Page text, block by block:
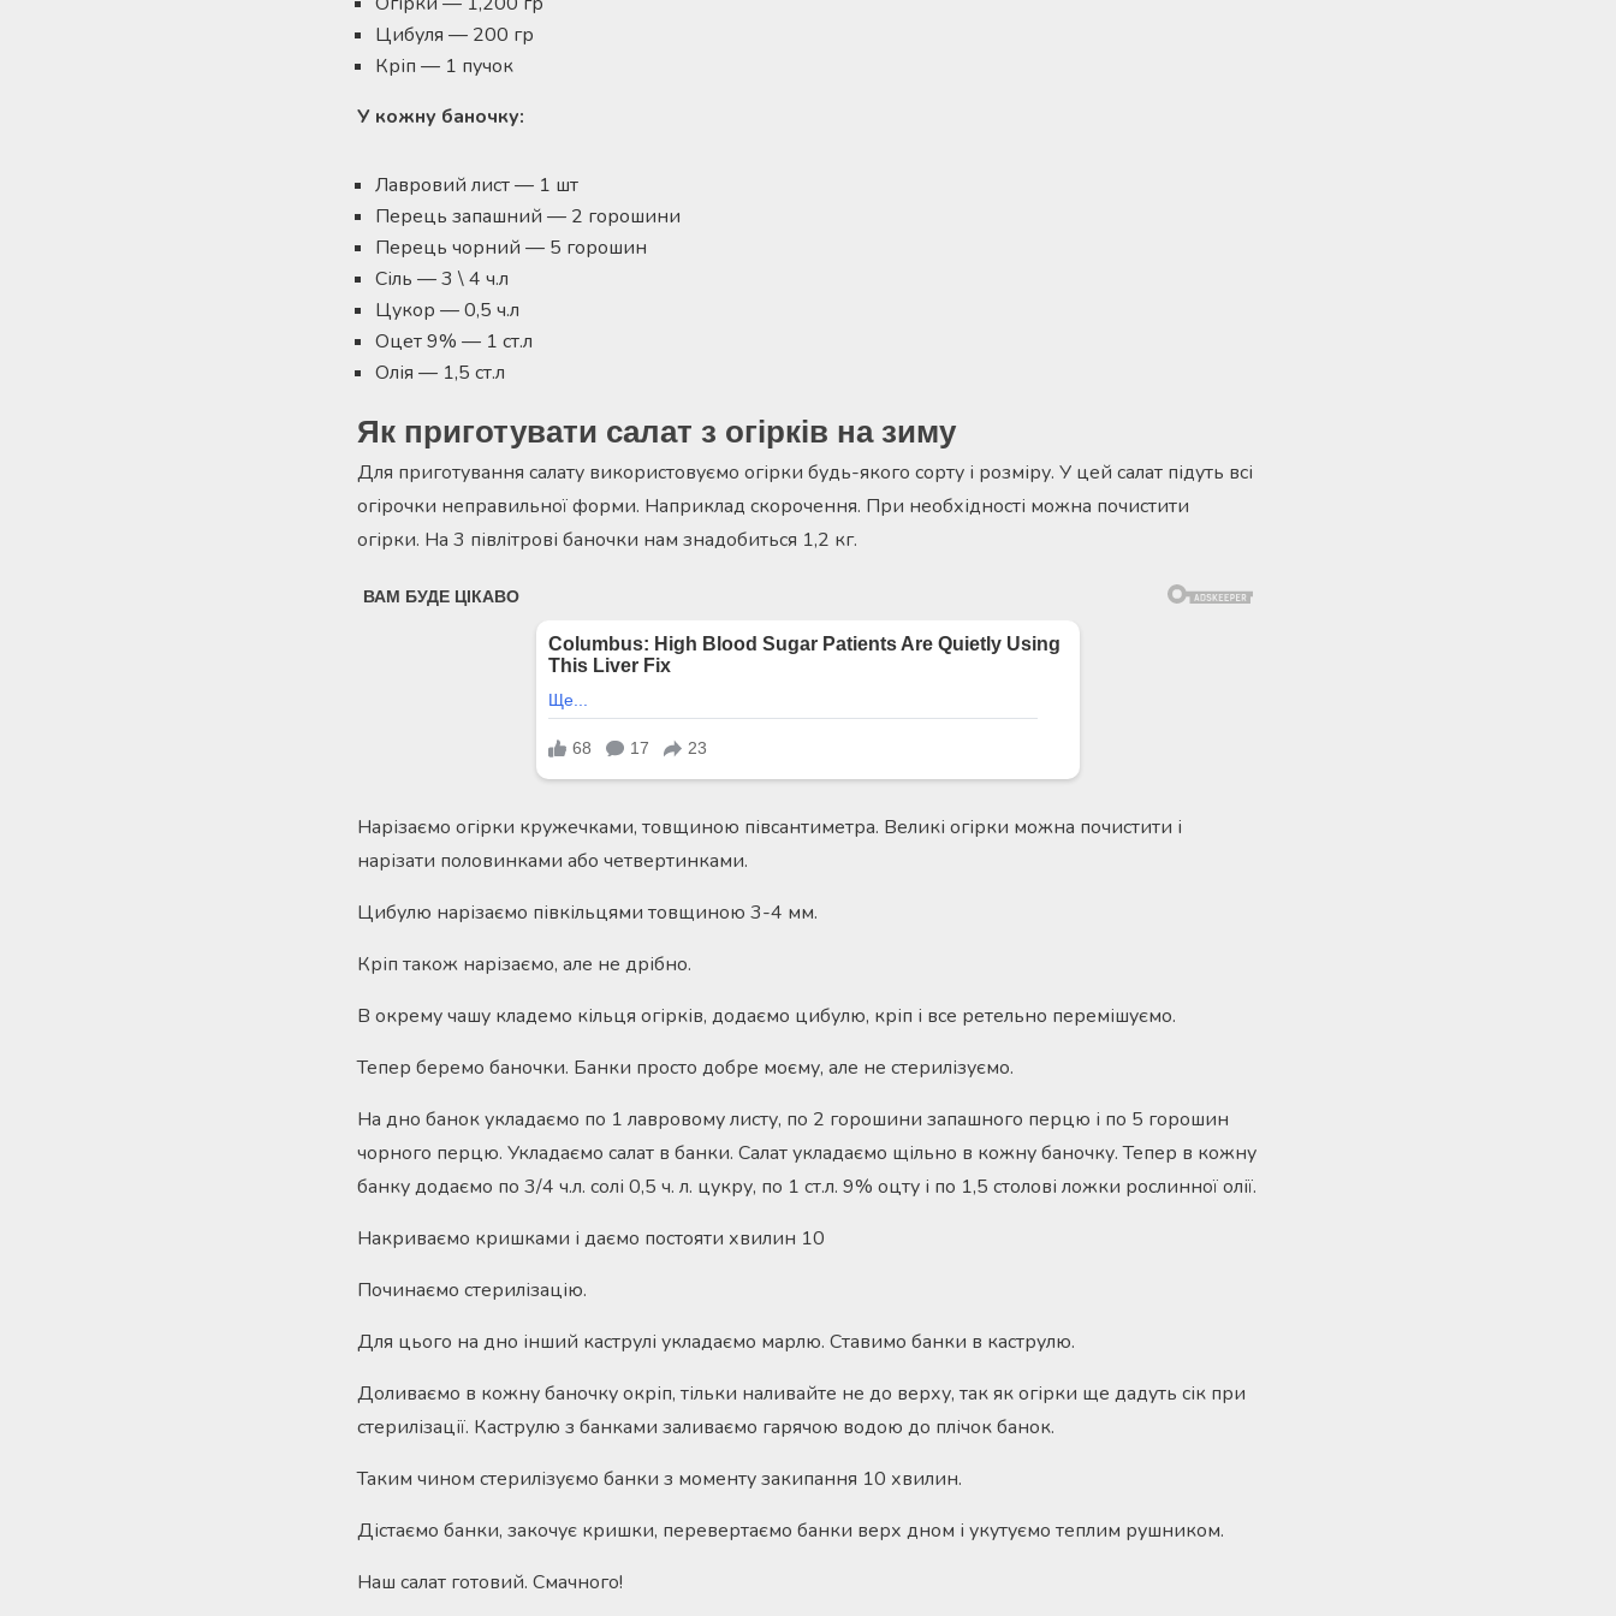
Цибуля — 200 гр
Кріп — 1 пучок
У кожну баночку:
Лавровий лист — 1 шт
Перець запашний — 2 горошини
Перець чорний — 5 горошин
Сіль — 3 \ 4 ч.л
Цукор — 0,5 ч.л
Оцет 9% — 1 ст.л
Олія — ​​1,5 ст.л
Як приготувати салат з огірків на зиму
Для приготування салату використовуємо огірки будь-якого сорту і розміру. У цей салат підуть всі
огірочки неправильної форми. Наприклад скорочення. При необхідності можна почистити
огірки. На 3 півлітрові баночки нам знадобиться 1,2 кг.
Нарізаємо огірки кружечками, товщиною півсантиметра. Великі огірки можна почистити і
нарізати половинками або четвертинками.
Цибулю нарізаємо півкільцями товщиною 3-4 мм.
Кріп також нарізаємо, але не дрібно.
В окрему чашу кладемо кільця огірків, додаємо цибулю, кріп і все ретельно перемішуємо.
Тепер беремо баночки. Банки просто добре моєму, але не стерилізуємо.
На дно банок укладаємо по 1 лавровому листу, по 2 горошини запашного перцю і по 5 горошин
чорного перцю. Укладаємо салат в банки. Салат укладаємо щільно в кожну баночку. Тепер в кожну
банку додаємо по 3/4 ч.л. солі 0,5 ч. л. цукру, по 1 ст.л. 9% оцту і по 1,5 столові ложки рослинної олії.
Накриваємо кришками і даємо постояти хвилин 10
Починаємо стерилізацію.
Для цього на дно інший каструлі укладаємо марлю. Ставимо банки в каструлю.
Доливаємо в кожну баночку окріп, тільки наливайте не до верху, так як огірки ще дадуть сік при
стерилізації. Каструлю з банками заливаємо гарячою водою до плічок банок.
Таким чином стерилізуємо банки з моменту закипання 10 хвилин.
Дістаємо банки, закочує кришки, перевертаємо банки верх дном і укутуємо теплим рушником.
Наш салат готовий. Смачного!